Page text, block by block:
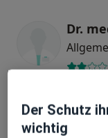
Dr.
Dr.
Der Schutz
wichtig